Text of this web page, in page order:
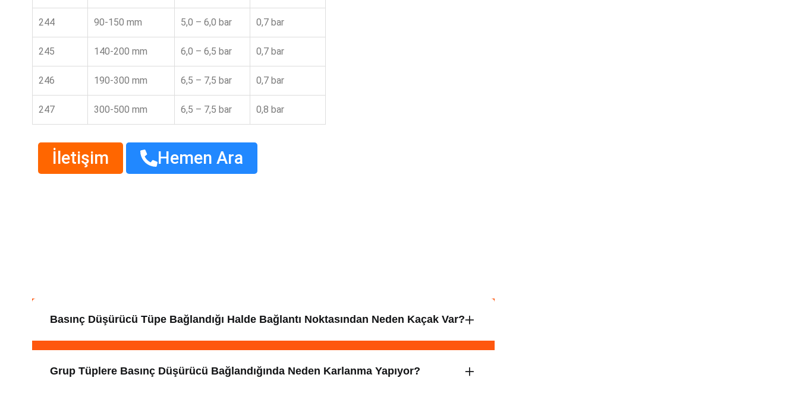
244 90-150 mm 5,0 – 6,0 bar 0,7 bar
245 140-200 mm 6,0 – 6,5 bar 0,7 bar
246 190-300 mm 6,5 – 7,5 bar 0,7 bar
247 300-500 mm 6,5 – 7,5 bar 0,8 bar
İletişim Hemen Ara
Basınç Düşürücü Tüpe Bağlandığı Halde Bağlantı Noktasından Neden Kaçak Var?
Grup Tüplere Basınç Düşürücü Bağlandığında Neden Karlanma Yapıyor?